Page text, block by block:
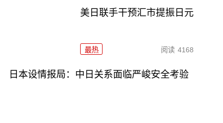
美日联手干预汇市提振日元
最热 阅读 4168
日本设情报局：中日关系面临严峻安全考验